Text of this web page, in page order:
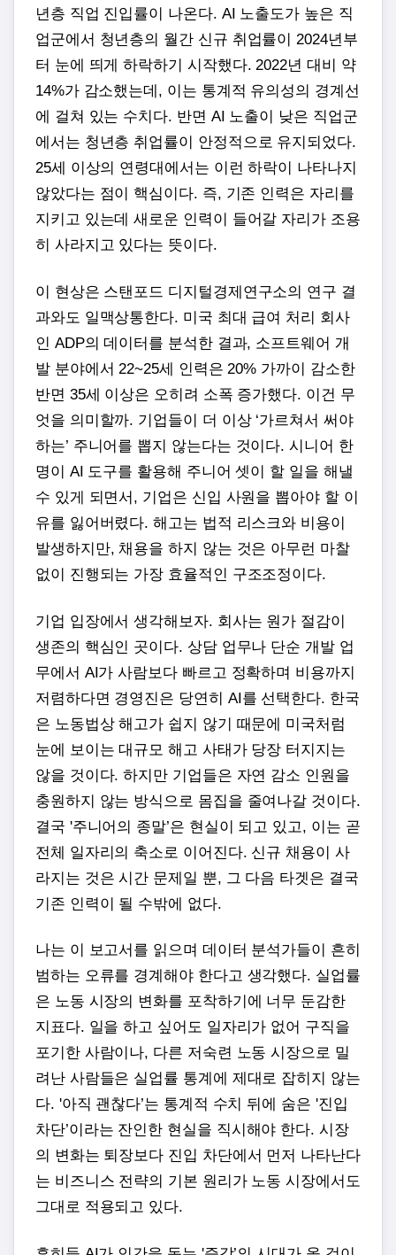
년층 직업 진입률이 나온다. AI 노출도가 높은 직
업군에서 청년층의 월간 신규 취업률이 2024년부
터 눈에 띄게 하락하기 시작했다. 2022년 대비 약
14%가 감소했는데, 이는 통계적 유의성의 경계선
에 걸쳐 있는 수치다. 반면 AI 노출이 낮은 직업군
에서는 청년층 취업률이 안정적으로 유지되었다.
25세 이상의 연령대에서는 이런 하락이 나타나지
않았다는 점이 핵심이다. 즉, 기존 인력은 자리를
지키고 있는데 새로운 인력이 들어갈 자리가 조용
히 사라지고 있다는 뜻이다.
이 현상은 스탠포드 디지털경제연구소의 연구 결
과와도 일맥상통한다. 미국 최대 급여 처리 회사
인 ADP의 데이터를 분석한 결과, 소프트웨어 개
발 분야에서 22~25세 인력은 20% 가까이 감소한
반면 35세 이상은 오히려 소폭 증가했다. 이건 무
엇을 의미할까. 기업들이 더 이상 ‘가르쳐서 써야
하는’ 주니어를 뽑지 않는다는 것이다. 시니어 한
명이 AI 도구를 활용해 주니어 셋이 할 일을 해낼
수 있게 되면서, 기업은 신입 사원을 뽑아야 할 이
유를 잃어버렸다. 해고는 법적 리스크와 비용이
발생하지만, 채용을 하지 않는 것은 아무런 마찰
없이 진행되는 가장 효율적인 구조조정이다.
기업 입장에서 생각해보자. 회사는 원가 절감이
생존의 핵심인 곳이다. 상담 업무나 단순 개발 업
무에서 AI가 사람보다 빠르고 정확하며 비용까지
저렴하다면 경영진은 당연히 AI를 선택한다. 한국
은 노동법상 해고가 쉽지 않기 때문에 미국처럼
눈에 보이는 대규모 해고 사태가 당장 터지지는
않을 것이다. 하지만 기업들은 자연 감소 인원을
충원하지 않는 방식으로 몸집을 줄여나갈 것이다.
결국 '주니어의 종말’은 현실이 되고 있고, 이는 곧
전체 일자리의 축소로 이어진다. 신규 채용이 사
라지는 것은 시간 문제일 뿐, 그 다음 타겟은 결국
기존 인력이 될 수밖에 없다.
나는 이 보고서를 읽으며 데이터 분석가들이 흔히
범하는 오류를 경계해야 한다고 생각했다. 실업률
은 노동 시장의 변화를 포착하기에 너무 둔감한
지표다. 일을 하고 싶어도 일자리가 없어 구직을
포기한 사람이나, 다른 저숙련 노동 시장으로 밀
려난 사람들은 실업률 통계에 제대로 잡히지 않는
다. '아직 괜찮다’는 통계적 수치 뒤에 숨은 '진입
차단’이라는 잔인한 현실을 직시해야 한다. 시장
의 변화는 퇴장보다 진입 차단에서 먼저 나타난다
는 비즈니스 전략의 기본 원리가 노동 시장에서도
그대로 적용되고 있다.